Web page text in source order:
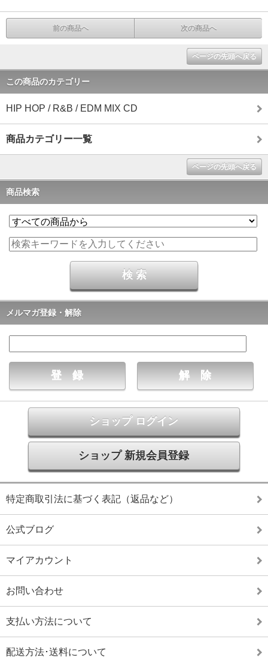
前の商品へ 次の商品へ
ページの先頭へ戻る
この商品のカテゴリー
HIP HOP / R&B / EDM MIX CD
商品カテゴリー一覧
ページの先頭へ戻る
商品検索
メルマガ登録・解除
ショップ ログイン
ショップ 新規会員登録
特定商取引法に基づく表記（返品など）
公式ブログ
マイアカウント
お問い合わせ
支払い方法について
配送方法･送料について